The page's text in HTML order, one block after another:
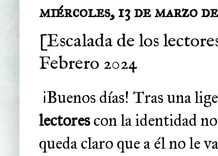
miércoles, 13 de marzo
[Escalada de los
Febrero 2024
¡Buenos días! Tras una
lectorescon la identidad
queda claro que a él no le